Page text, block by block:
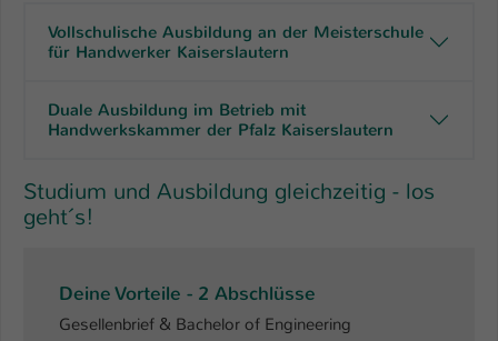
Vollschulische Ausbildung an der Meisterschule
für Handwerker Kaiserslautern
Duale Ausbildung im Betrieb mit
Handwerkskammer der Pfalz Kaiserslautern
Studium und Ausbildung gleichzeitig - los
geht´s!
Deine Vorteile - 2 Abschlüsse
Gesellenbrief & Bachelor of Engineering
zu verwalten.